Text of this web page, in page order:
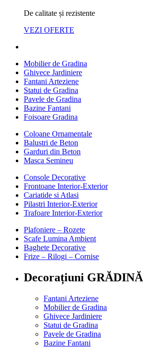
De calitate și rezistente
VEZI OFERTE
Mobilier de Gradina
Ghivece Jardiniere
Fantani Arteziene
Statui de Gradina
Pavele de Gradina
Bazine Fantani
Foisoare Gradina
Coloane Ornamentale
Balustri de Beton
Garduri din Beton
Masca Semineu
Console Decorative
Frontoane Interior-Exterior
Cariatide si Atlasi
Pilastri Interior-Exterior
Trafoare Interior-Exterior
Plafoniere – Rozete
Scafe Lumina Ambient
Baghete Decorative
Frize – Rilogi – Cornise
Decorațiuni GRĂDINĂ
Fantani Arteziene
Mobilier de Gradina
Ghivece Jardiniere
Statui de Gradina
Pavele de Gradina
Bazine Fantani